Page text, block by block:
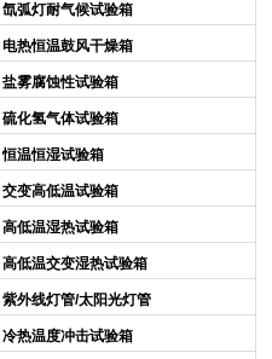
氙弧灯耐气候试验箱
电热恒温鼓风干燥箱
盐雾腐蚀性试验箱
硫化氢气体试验箱
恒温恒湿试验箱
交变高低温试验箱
高低温湿热试验箱
高低温交变湿热试验箱
紫外线灯管/太阳光灯管
冷热温度冲击试验箱